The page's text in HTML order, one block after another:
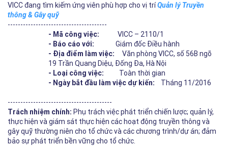
VICC đang tìm kiếm ứng viên phù hợp cho vị tríQuản lý Truyền
thông & Gây quỹ
---------------------------------------
- Mã công việc: VICC – 2110/1
- Báo cáo với: Giám đốc Điều hành
- Địa điểm làm việc: Văn phòng VICC, số 56B ngõ
19 Trần Quang Diệu, Đống Đa, Hà Nội
- Loại công việc: Toàn thời gian
- Ngày bắt đầu làm việc dự kiến: Tháng 11/2016
-----------------------------------------
Trách nhiệm chính: Phụ trách việc phát triển chiến lược; quản lý,
thực hiện và giám sát thực hiện các hoạt động truyền thông và
gây quỹ thường niên cho tổ chức và các chương trình/dự án; đảm
bảo sự phát triển bền vững cho tổ chức.